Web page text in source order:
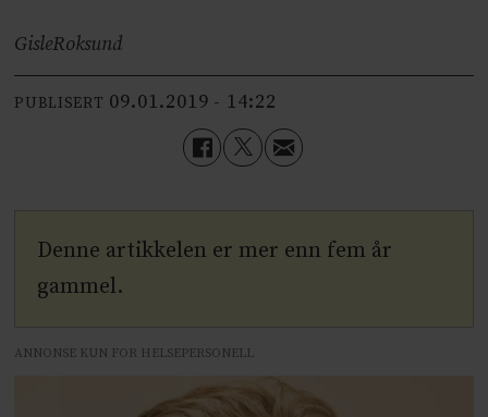
GisleRoksund
PUBLISERT 09.01.2019 - 14:22
Denne artikkelen er mer enn fem år
gammel.
ANNONSE KUN FOR HELSEPERSONELL